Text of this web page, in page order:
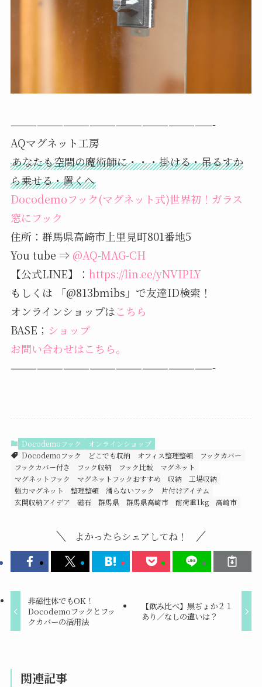
———————————————————————-
AQマグネット工房
あなたも空間の魔術師に・・・掛ける・吊るすか
ら乗せる・置くへ
Docodemoフック(マグネット式)世界初！ガラス
窓にフック
住所：群馬県高崎市上里見町801番地5
You tube ⇒@AQ-MAG-CH
【公式LINE】： https://lin.ee/yNVIPLY
もしくは 「@813bmibs」で友達ID検索！
オンラインショップはこちら
BASE； ショップ
お問い合わせはこちら。
———————————————————————-
Docodemoフック
オンラインショップ
Docodemoフック
どこでも収納 オフィス整理整頓
フックカバー
フックカバー付き
フック収納 フック比較
マグネット
マグネットフック
マグネットフックおすすめ 収納
工場収納
強力マグネット
整理整頓 滑らないフック
片付けアイテム
玄関収納アイデア
磁石 群馬県 群馬県高崎市 耐荷重1kg 高崎市
よかったらシェアしてね！
非磁性体でもOK！
Docodemoフックとフッ
クカバーの活用法
【飲み比べ】黒ぢょか２１
あり／なしの違いは？
関連記事